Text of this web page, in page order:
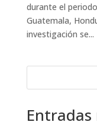
durante el
Guatemala,
investigación se...
Entradas